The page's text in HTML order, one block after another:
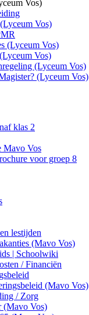
Vos)
Vos)
(Lyceum Vos)
Vos)
(Lyceum Vos)
(Lyceum Vos)
klas 2
Mavo Vos
voor groep 8
lestijden
(Mavo Vos)
| Schoolwiki
/ Financiën
(Mavo Vos)
/ Zorg
(Mavo Vos)